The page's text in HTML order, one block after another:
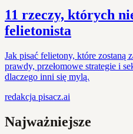
11 rzeczy, których
felietonista
Jak pisać felietony, które zostaną
prawdy, przełomowe strategie i
dlaczego inni się mylą.
redakcja pisacz.ai
Najważniejsze